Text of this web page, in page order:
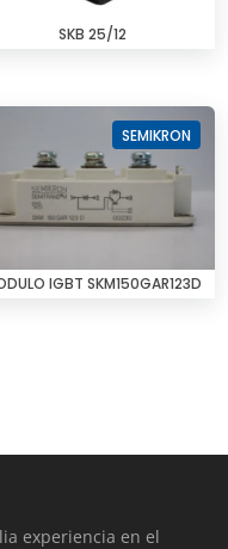
SKB 25/12
SEMIKRON
IGBT SKM150GAR123D
experiencia en el